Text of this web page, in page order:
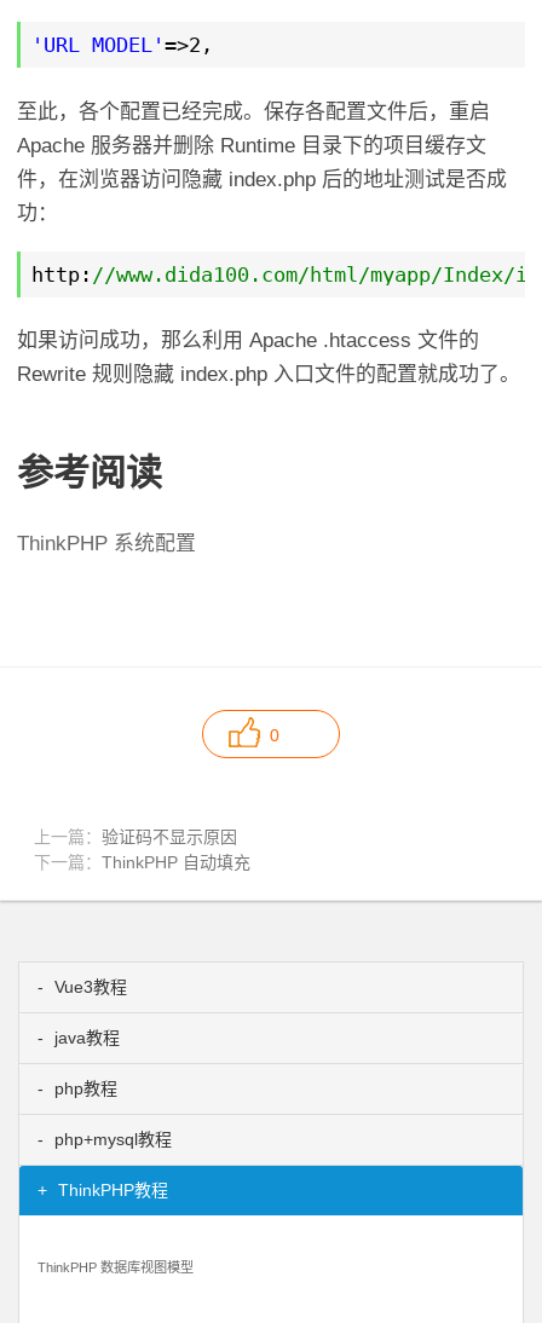
'URL_MODEL' =>2,
至此，各个配置已经完成。保存各配置文件后，重启
Apache 服务器并删除 Runtime 目录下的项目缓存文
件，在浏览器访问隐藏 index.php 后的地址测试是否成
功：
http: //www.dida100.com/html/myapp/Index/
如果访问成功，那么利用 Apache .htaccess 文件的
Rewrite 规则隐藏 index.php 入口文件的配置就成功了。
参考阅读
ThinkPHP 系统配置
0
上一篇： 验证码不显示原因
下一篇： ThinkPHP 自动填充
Vue3教程
java教程
php教程
php+mysql教程
ThinkPHP教程
ThinkPHP 数据库视图模型